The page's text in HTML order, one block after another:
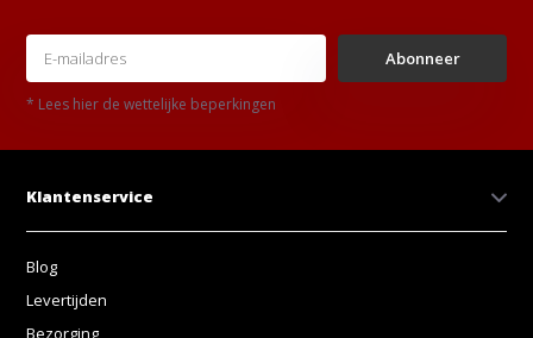
Abonneer
* Lees hier de wettelijke beperkingen
Klantenservice
Blog
Levertijden
Bezorging